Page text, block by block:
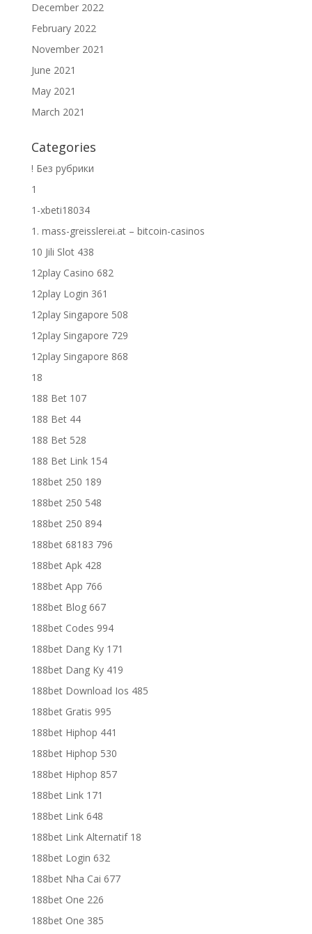
December 2022
February 2022
November 2021
June 2021
May 2021
March 2021
Categories
! Без рубрики
1
1-xbeti18034
1. mass-greisslerei.at – bitcoin-casinos
10 Jili Slot 438
12play Casino 682
12play Login 361
12play Singapore 508
12play Singapore 729
12play Singapore 868
18
188 Bet 107
188 Bet 44
188 Bet 528
188 Bet Link 154
188bet 250 189
188bet 250 548
188bet 250 894
188bet 68183 796
188bet Apk 428
188bet App 766
188bet Blog 667
188bet Codes 994
188bet Dang Ky 171
188bet Dang Ky 419
188bet Download Ios 485
188bet Gratis 995
188bet Hiphop 441
188bet Hiphop 530
188bet Hiphop 857
188bet Link 171
188bet Link 648
188bet Link Alternatif 18
188bet Login 632
188bet Nha Cai 677
188bet One 226
188bet One 385